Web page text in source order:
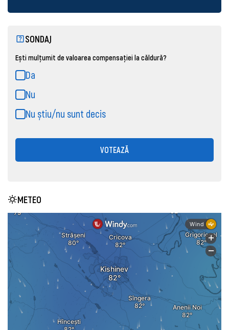
SONDAJ
Ești mulțumit de valoarea compensației la căldură?
Da
Nu
Nu știu/nu sunt decis
VOTEAZĂ
METEO